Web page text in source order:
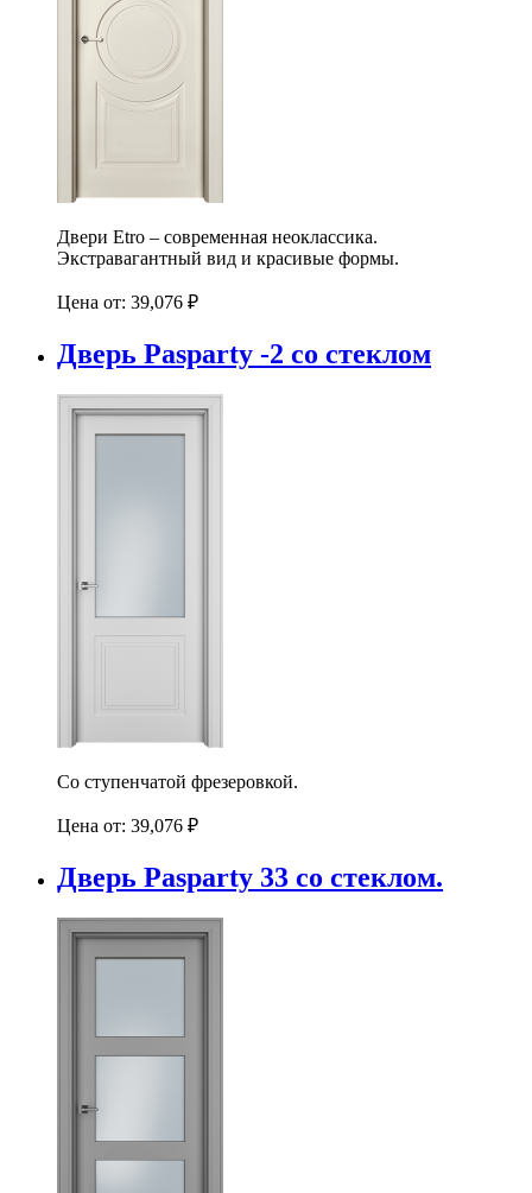
Двери Etro – современная неоклассика.
Экстравагантный вид и красивые формы.
Цена от: 39,076 ₽
Дверь Pasparty -2 со стеклом
Со ступенчатой фрезеровкой.
Цена от: 39,076 ₽
Дверь Pasparty 33 со стеклом.